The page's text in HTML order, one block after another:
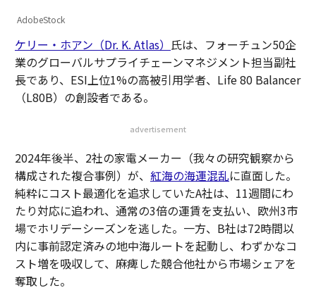
AdobeStock
ケリー・ホアン（Dr. K. Atlas） 氏は、フォーチュン50企
業のグローバルサプライチェーンマネジメント担当副社
長であり、ESI上位1%の高被引用学者、Life 80 Balancer
（L80B）の創設者である。
advertisement
2024年後半、2社の家電メーカー（我々の研究観察から
構成された複合事例）が、 紅海の海運混乱に直面した。
純粋にコスト最適化を追求していたA社は、11週間にわ
たり対応に追われ、通常の3倍の運賃を支払い、欧州3市
場でホリデーシーズンを逃した。一方、B社は72時間以
内に事前認定済みの地中海ルートを起動し、わずかなコ
スト増を吸収して、麻痺した競合他社から市場シェアを
奪取した。